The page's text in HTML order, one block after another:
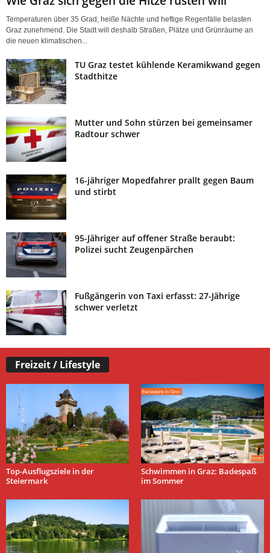
Temperaturen über 35 Grad, heiße Nächte und heftige Regenfälle belasten
Graz zunehmend. Die Stadt will deshalb Straßen, Plätze und Grünräume an
die neuen klimatischen...
TU Graz testet kühlende Keramikwand gegen
Stadthitze
Mutter und Sohn stürzen bei gemeinsamer
Radtour schwer
16-jähriger Mopedfahrer prallt gegen Baum
und stirbt
95-Jähriger auf offener Straße beraubt:
Polizei sucht Zeugenpärchen
Fußgängerin von Taxi erfasst: 27-Jährige
schwer verletzt
Freizeit / Lifestyle
Top-Ausflugsziele in der
Steiermark
Schwimmen in Graz: Badespaß
im Sommer